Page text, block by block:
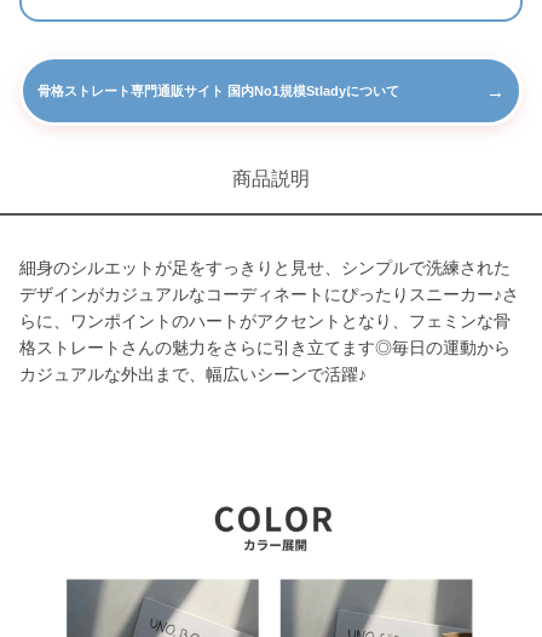
骨格ストレート専門通販サイト 国内No1規模Stladyについて →
商品説明
細身のシルエットが足をすっきりと見せ、シンプルで洗練された
デザインがカジュアルなコーディネートにぴったりスニーカー♪さ
らに、ワンポイントのハートがアクセントとなり、フェミンな骨
格ストレートさんの魅力をさらに引き立てます◎毎日の運動から
カジュアルな外出まで、幅広いシーンで活躍♪